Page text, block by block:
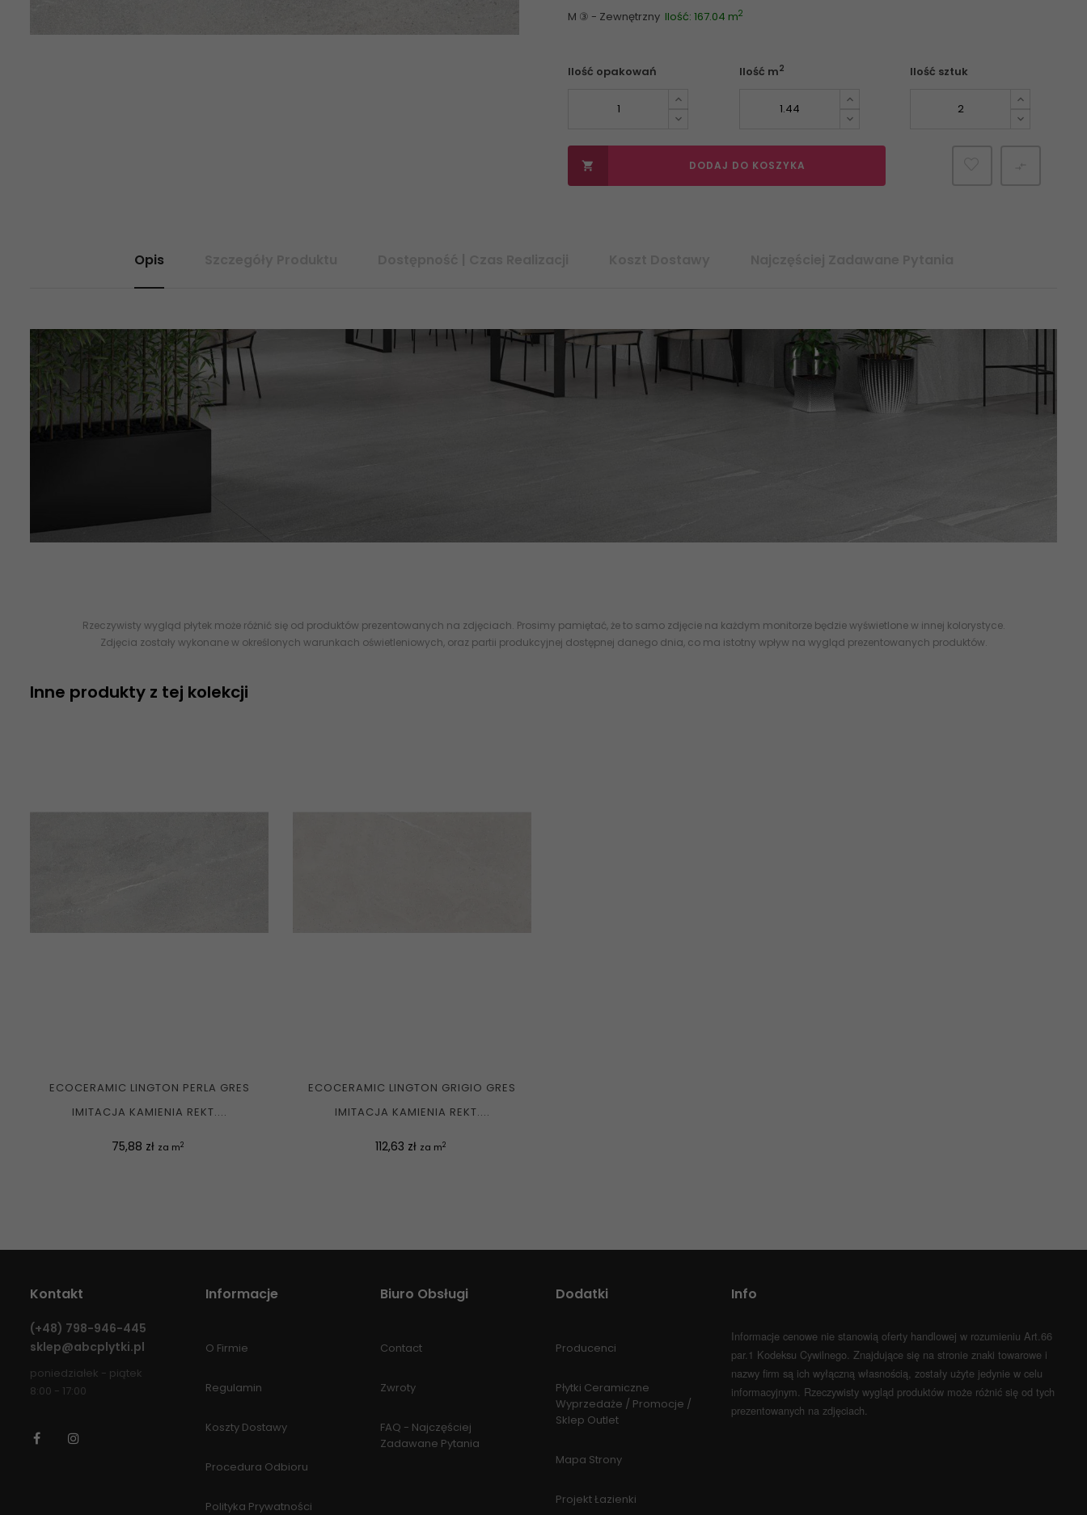
M ③ - Zewnętrzny Ilość: 167.04 m2
Ilość opakowań Ilość m2 Ilość sztuk
 DODAJ DO KOSZYKA
Opis
Rzeczywisty wygląd płytek może różnić się od produktów prezentowanych na zdjęciach. Prosimy pamiętać, że to samo zdjęcie na każdym monitorze będzie wyświetlone w innej kolorystyce.
Zdjęcia zostały wykonane w określonych warunkach oświetleniowych, oraz partii produkcyjnej dostępnej danego dnia, co ma istotny wpływ na wygląd prezentowanych produktów.
Inne produkty z tej kolekcji
ECOCERAMIC LINGTON PERLA GRES
IMITACJA KAMIENIA REKT....
Cena
75,88 zł za m2
ECOCERAMIC LINGTON GRIGIO GRES
IMITACJA KAMIENIA REKT....
Cena
112,63 zł za m2
Kontakt
(+48) 798-946-445
sklep@abcplytki.pl
poniedziałek - piątek
8:00 - 17:00
Facebook
Informacje
O Firmie
Regulamin
Koszty Dostawy
Procedura Odbioru
Polityka Prywatności
Biuro Obsługi
Contact
Zwroty
FAQ - Najczęściej
Zadawane Pytania
Dodatki
Producenci
Płytki Ceramiczne
Wyprzedaże / Promocje /
Sklep Outlet
Mapa Strony
Projekt Łazienki
Info
Informacje cenowe nie stanowią oferty handlowej w rozumieniu Art.66
par.1 Kodeksu Cywilnego. Znajdujące się na stronie znaki towarowe i
nazwy firm są ich wyłączną własnością, zostały użyte jedynie w celu
informacyjnym. Rzeczywisty wygląd produktów może różnić się od tych
prezentowanych na zdjęciach.